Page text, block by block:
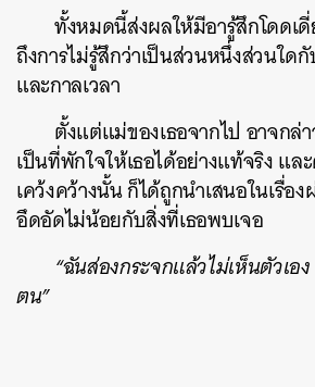
ทั้งหมดนี้ส่งผลให้มีอารู้สึกโดดเ
ถึงการไม่รู้สึกว่าเป็นส่วนหนึ่งส่วนใด
และกาลเวลา
ตั้งแต่แม่ของเธอจากไป อาจกล่
เป็นที่พักใจให้เธอได้อย่างแท้จริง แล
เคว้งคว้างนั้น ก็ได้ถูกนำเสนอในเรื่อ
อึดอัดไม่น้อยกับสิ่งที่เธอพบเจอ
“ฉันส่องกระจกแล้วไม่เห็นตัวเอ
ตน”